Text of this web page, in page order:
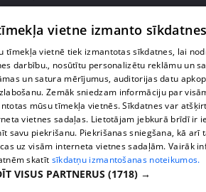
pirms 2 nedēļām, 6 dienām
vietne izmanto sīkdatnes
tīmekļa vietnē tiek izmantotas sīkdatnes, lai
darbību., nosūtītu personalizētu reklāmu un
un satura mērījumus, auditorijas datu
Zemāk sniedzam informāciju par
mūsu tīmekļa vietnēs. Sīkdatnes var
vietnes sadaļas. Lietotājam jebkurā brīdī ir
savu piekrišanu. Piekrišanas sniegšana, kā arī
uz visām interneta vietnes sadaļām. Vairāk
skatīt sīkdatņu izmantošanas noteikumos.
VISUS PARTNERUS (1718) →